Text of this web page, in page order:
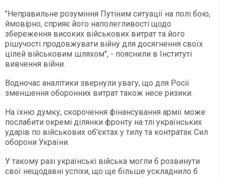
"Неправильне розуміння Путіним ситуації на полі бою,
ймовірно, сприяє його наполегливості щодо
збереження високих військових витрат та його
рішучості продовжувати війну для досягнення своїх
цілей військовим шляхом", - пояснили в Інституті
вивчення війни.
Водночас аналітики звернули увагу, що для Росії
зменшення оборонних витрат також несе ризики.
На їхню думку, скорочення фінансування армії може
послабити окремі ділянки фронту на тлі українських
ударів по військових об'єктах у тилу та контратак Сил
оборони України.
У такому разі українські війська могли б розвинути
свої нещодавні успіхи, що ще більше ускладнило б